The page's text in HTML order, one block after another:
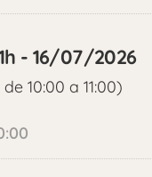
- 16/07/2026
10:00 a 11:00)